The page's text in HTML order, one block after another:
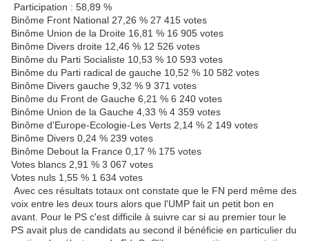
Participation : 58,89 %
Binôme Front National 27,26 % 27 415 votes
Binôme Union de la Droite 16,81 % 16 905 votes
Binôme Divers droite 12,46 % 12 526 votes
Binôme du Parti Socialiste 10,53 % 10 593 votes
Binôme du Parti radical de gauche 10,52 % 10 582 votes
Binôme Divers gauche 9,32 % 9 371 votes
Binôme du Front de Gauche 6,21 % 6 240 votes
Binôme Union de la Gauche 4,33 % 4 359 votes
Binôme d'Europe-Ecologie-Les Verts 2,14 % 2 149 votes
Binôme Divers 0,24 % 239 votes
Binôme Debout la France 0,17 % 175 votes
Votes blancs 2,91 % 3 067 votes
Votes nuls 1,55 % 1 634 votes
Avec ces résultats totaux ont constate que le FN perd même des
voix entre les deux tours alors que l'UMP fait un petit bon en
avant. Pour le PS c'est difficile à suivre car si au premier tour le
PS avait plus de candidats au second il bénéficie en particulier du